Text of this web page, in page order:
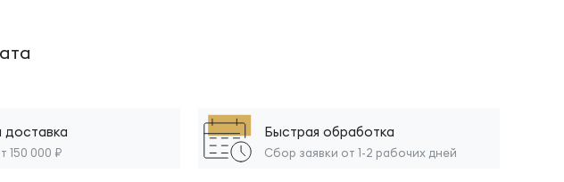
доставка
150 000 ₽
Быстрая обработка
Сбор заявки от 1-2 рабочих дней